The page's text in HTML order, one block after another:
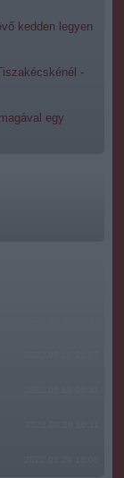
kedden legyen
-
egy